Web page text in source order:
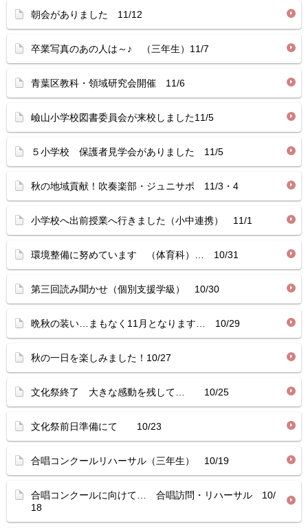
朝会がありました 11/12
卒業写真のあの人は～♪ （三年生）11/7
青葉区教科・領域研究会開催 11/6
嶮山小学校図書委員会が来校しました11/5
５小学校 保護者見学会がありました 11/5
秋の地域貢献！吹奏楽部・ジュニサポ 11/3・4
小学校へ出前授業へ行きました（小中連携） 11/1
環境整備に努めています （体育科）… 10/31
第三回読み聞かせ（個別支援学級） 10/30
晩秋の装い…まもなく11月となります… 10/29
秋の一日を楽しみました！10/27
文化祭終了 大きな感動を残して… 10/25
文化祭前日準備にて 10/23
合唱コンクールリハーサル（三年生） 10/19
合唱コンクールに向けて… 合唱訪問・リハーサル 10/
18